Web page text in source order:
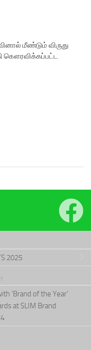
மீண்டும் விருது
கௌரவிக்கப்பட்ட
2025
‘Brand of the Year’
at SLIM Brand